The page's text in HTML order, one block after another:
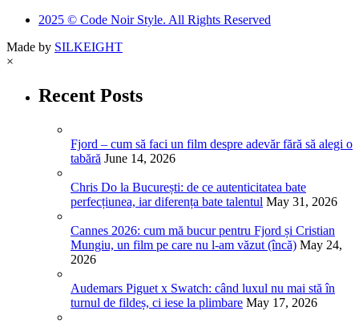
2025 © Code Noir Style. All Rights Reserved
Made by SILKEIGHT
×
Recent Posts
Fjord – cum să faci un film despre adevăr fără să alegi o
tabără June 14, 2026
Chris Do la București: de ce autenticitatea bate
perfecțiunea, iar diferența bate talentul May 31, 2026
Cannes 2026: cum mă bucur pentru Fjord și Cristian
Mungiu, un film pe care nu l-am văzut (încă) May 24,
2026
Audemars Piguet x Swatch: când luxul nu mai stă în
turnul de fildeș, ci iese la plimbare May 17, 2026